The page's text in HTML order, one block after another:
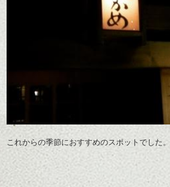
これからの季節におすすめのスポットでした。